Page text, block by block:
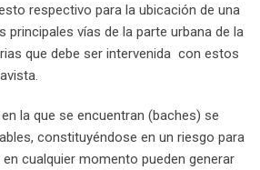
respectivo para la ubicación de una
principales vías de la parte urbana de la
que debe ser intervenida con estos
la que se encuentran (baches) se
constituyéndose en un riesgo para
cualquier momento pueden generar